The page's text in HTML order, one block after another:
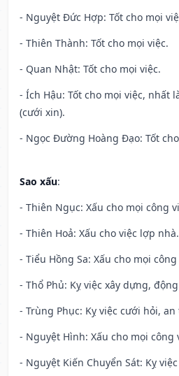
- Nguyệt Đức Hợp: Tốt cho mọi
- Thiên Thành: Tốt cho mọi việc.
- Quan Nhật: Tốt cho mọi việc.
- Ích Hậu: Tốt cho mọi việc, nhất
(cưới xin).
- Ngọc Đường Hoàng Đạo: Tốt
Sao xấu:
- Thiên Ngục: Xấu cho mọi công
- Thiên Hoả: Xấu cho việc lợp nhà.
- Tiểu Hồng Sa: Xấu cho mọi công
- Thổ Phủ: Kỵ việc xây dựng,
- Trùng Phục: Kỵ việc cưới hỏi, an
- Nguyệt Hình: Xấu cho mọi công
- Nguyệt Kiến Chuyển Sát: Kỵ